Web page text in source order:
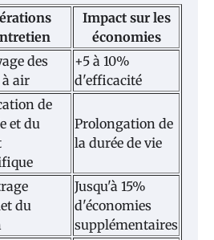
Impact sur les
économies
des
air
+5 à 10%
d'efficacité
de
et du
Prolongation de
la durée de vie
du
Jusqu'à 15%
d'économies
supplémentaires